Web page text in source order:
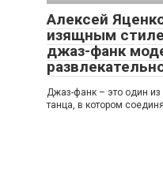
Алексей
изящным
джаз-фанк
Джаз-фанк – это один из
танца, в котором